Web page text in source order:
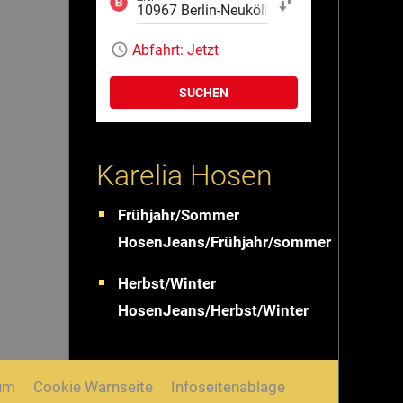
Start und Ziel tauschen
Abfahrt: Jetzt
SUCHEN
Karelia Hosen
Frühjahr/Sommer
HosenJeans/Frühjahr/sommer
Herbst/Winter
HosenJeans/Herbst/Winter
Cookie Warnseite Infoseitenablage